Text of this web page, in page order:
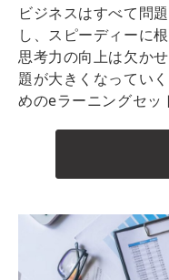
ビジネスはすべて問
し、スピーディーに
思考力の向上は欠か
題が大きくなってい
めのeラーニングセッ